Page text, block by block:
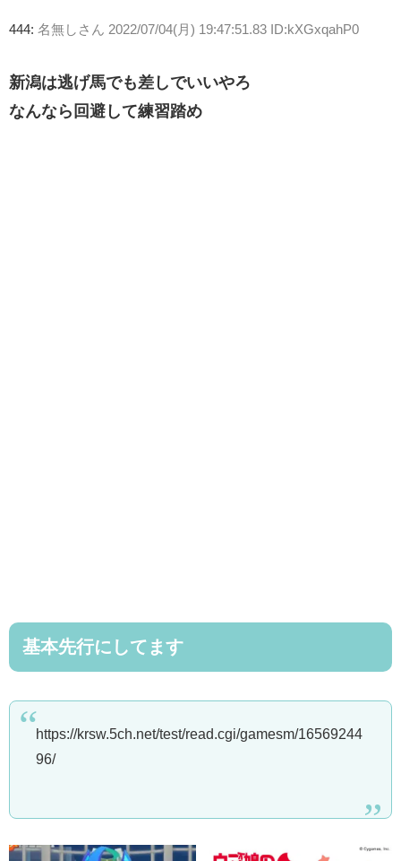
444: 名無しさん 2022/07/04(月) 19:47:51.83 ID:kXGxqahP0
新潟は逃げ馬でも差しでいいやろ
なんなら回避して練習踏め
基本先行にしてます
https://krsw.5ch.net/test/read.cgi/gamesm/16569244
96/